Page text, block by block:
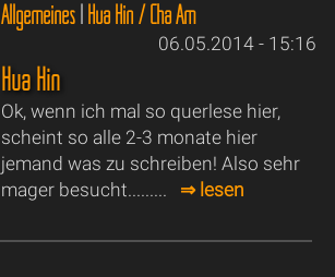
Allgemeines|Hua Hin / Cha Am
06.05.2014 - 15:16
Hua Hin
Ok, wenn ich mal so querlese hier,
scheint so alle 2-3 monate hier
jemand was zu schreiben! Also sehr
mager besucht......... ⇒ lesen